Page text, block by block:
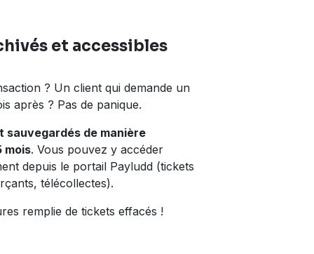
et accessibles
? Un client qui demande un
après ? Pas de panique.
sauvegardés de manière
mois. Vous pouvez y accéder
depuis le portail Payludd (tickets
télécollectes).
remplie de tickets effacés !